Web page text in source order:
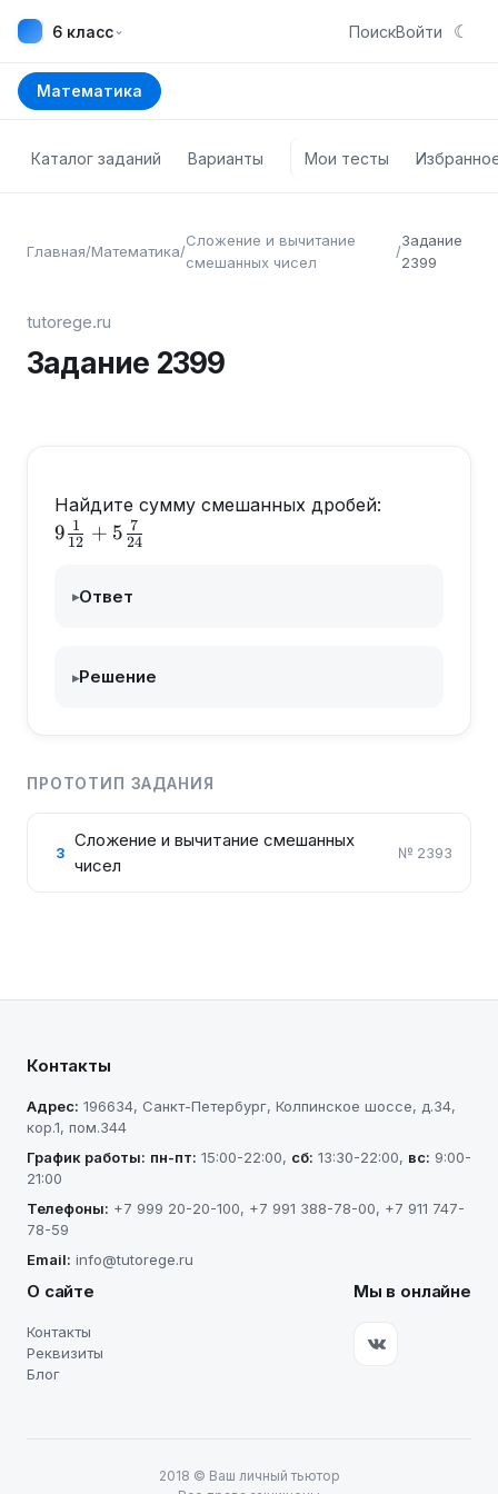
6 класс⌄ ПоискВойти ☾
Математика
Каталог заданий Варианты Мои тесты
Главная/Математика/
Сложение и вычитание
смешанных чисел
/
Задание
2399
tutorege.ru
Задание 2399
Найдите сумму смешанных дробей:
9 12
1 + 5 24
7
▸Ответ
▸Решение
ПРОТОТИП ЗАДАНИЯ
3
Сложение и вычитание смешанных
чисел
№ 2393
Контакты
Адрес: 196634, Санкт-Петербург, Колпинское шоссе, д.34,
кор.1, пом.344
График работы: пн-пт: 15:00-22:00, сб: 13:30-22:00, вс: 9:00-
21:00
Телефоны: +7 999 20-20-100, +7 991 388-78-00, +7 911 747-
78-59
Email: info@tutorege.ru
О сайте
Контакты
Реквизиты
Блог
Мы в онлайне
2018 © Ваш личный тьютор